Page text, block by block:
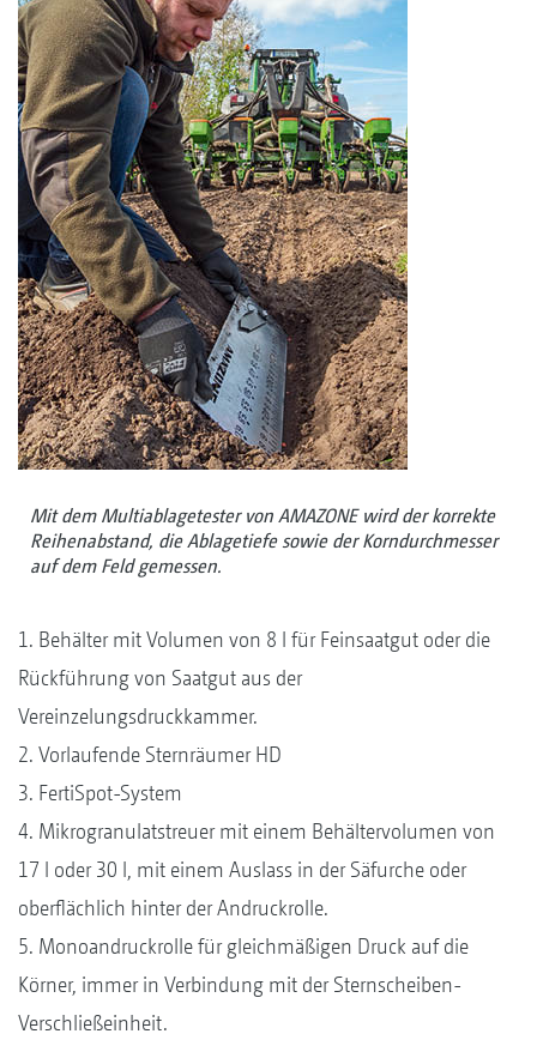
Mit dem Multiablagetester von AMAZONE wird der korrekte
Reihenabstand, die Ablagetiefe sowie der Korndurchmesser
auf dem Feld gemessen.
1. Behälter mit Volumen von 8 l für Feinsaatgut oder die
Rückführung von Saatgut aus der
Vereinzelungsdruckkammer.
2. Vorlaufende Sternräumer HD
3. FertiSpot-System
4. Mikrogranulatstreuer mit einem Behältervolumen von
17 l oder 30 l, mit einem Auslass in der Säfurche oder
oberflächlich hinter der Andruckrolle.
5. Monoandruckrolle für gleichmäßigen Druck auf die
Körner, immer in Verbindung mit der Sternscheiben-
Verschließeinheit.